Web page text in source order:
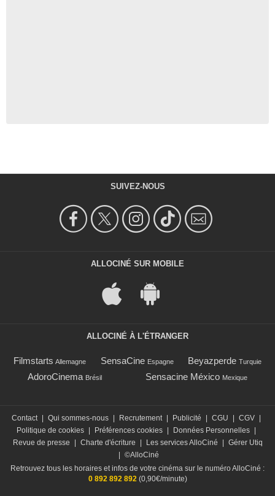
SUIVEZ-NOUS
ALLOCINÉ SUR MOBILE
ALLOCINÉ À L'ÉTRANGER
Filmstarts Allemagne SensaCine Espagne Beyazperde Turquie
AdoroCinema Brésil Sensacine México Mexique
Contact Qui sommes-nous Recrutement Publicité CGU CGV
Politique de cookies
Préférences cookies Données Personnelles
Revue de presse
Charte d'écriture Les services AlloCiné
Gérer Utiq
©AlloCiné
Retrouvez tous les horaires et infos de votre cinéma sur le numéro AlloCiné :
0 892 892 892(0,90€/minute)